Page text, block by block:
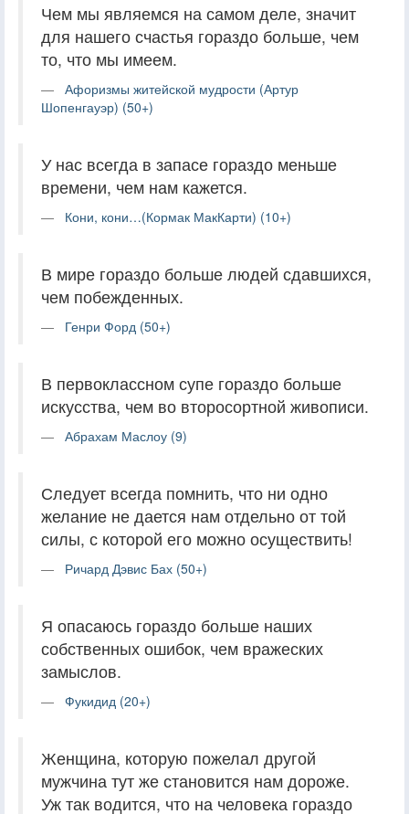
Чем мы являемся на самом деле, значит
для нашего счастья гораздо больше, чем
то, что мы имеем.
Афоризмы житейской мудрости (Артур
Шопенгауэр) (50+)
У нас всегда в запасе гораздо меньше
времени, чем нам кажется.
Кони, кони…(Кормак МакКарти) (10+)
В мире гораздо больше людей сдавшихся,
чем побежденных.
Генри Форд (50+)
В первоклассном супе гораздо больше
искусства, чем во второсортной живописи.
Абрахам Маслоу (9)
Следует всегда помнить, что ни одно
желание не дается нам отдельно от той
силы, с которой его можно осуществить!
Ричард Дэвис Бах (50+)
Я опасаюсь гораздо больше наших
собственных ошибок, чем вражеских
замыслов.
Фукидид (20+)
Женщина, которую пожелал другой
мужчина тут же становится нам дороже.
Уж так водится, что на человека гораздо